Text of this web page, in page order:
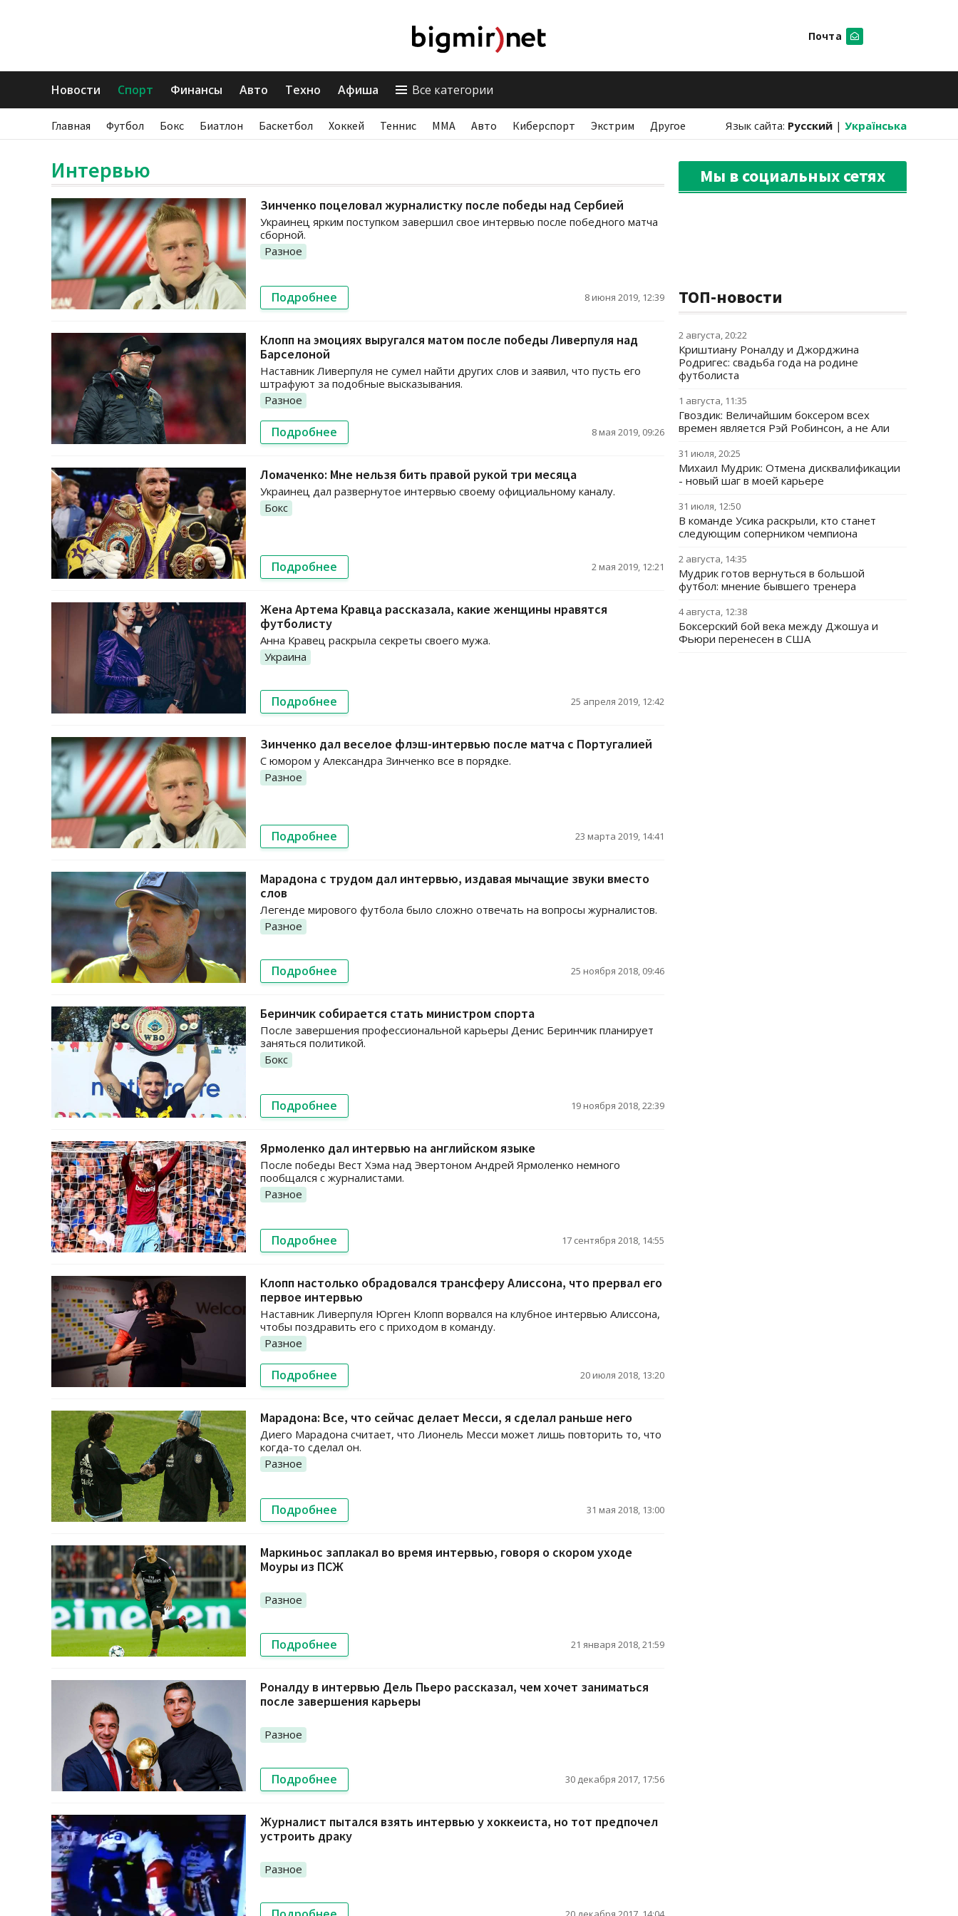
Почта
Новости Спорт Финансы Авто Техно Афиша Все категории
Главная Футбол Бокс Биатлон Баскетбол Хоккей Теннис ММА Авто Киберспорт Экстрим Другое Язык сайта: Русский | Українська
Интервью
Зинченко поцеловал журналистку после победы над Сербией
Украинец ярким поступком завершил свое интервью после победного матча
сборной.
Разное
Подробнее 8 июня 2019, 12:39
Клопп на эмоциях выругался матом после победы Ливерпуля над
Барселоной
Наставник Ливерпуля не сумел найти других слов и заявил, что пусть его
штрафуют за подобные высказывания.
Разное
Подробнее 8 мая 2019, 09:26
Ломаченко: Мне нельзя бить правой рукой три месяца
Украинец дал развернутое интервью своему официальному каналу.
Бокс
Подробнее 2 мая 2019, 12:21
Жена Артема Кравца рассказала, какие женщины нравятся
футболисту
Анна Кравец раскрыла секреты своего мужа.
Украина
Подробнее 25 апреля 2019, 12:42
Зинченко дал веселое флэш-интервью после матча с Португалией
С юмором у Александра Зинченко все в порядке.
Разное
Подробнее 23 марта 2019, 14:41
Марадона с трудом дал интервью, издавая мычащие звуки вместо
слов
Легенде мирового футбола было сложно отвечать на вопросы журналистов.
Разное
Подробнее 25 ноября 2018, 09:46
Беринчик собирается стать министром спорта
После завершения профессиональной карьеры Денис Беринчик планирует
заняться политикой.
Бокс
Подробнее 19 ноября 2018, 22:39
Ярмоленко дал интервью на английском языке
После победы Вест Хэма над Эвертоном Андрей Ярмоленко немного
пообщался с журналистами.
Разное
Подробнее 17 сентября 2018, 14:55
Клопп настолько обрадовался трансферу Алиссона, что прервал его
первое интервью
Наставник Ливерпуля Юрген Клопп ворвался на клубное интервью Алиссона,
чтобы поздравить его с приходом в команду.
Разное
Подробнее 20 июля 2018, 13:20
Марадона: Все, что сейчас делает Месси, я сделал раньше него
Диего Марадона считает, что Лионель Месси может лишь повторить то, что
когда-то сделал он.
Разное
Подробнее 31 мая 2018, 13:00
Маркиньос заплакал во время интервью, говоря о скором уходе
Моуры из ПСЖ
Разное
Подробнее 21 января 2018, 21:59
Роналду в интервью Дель Пьеро рассказал, чем хочет заниматься
после завершения карьеры
Разное
Подробнее 30 декабря 2017, 17:56
Журналист пытался взять интервью у хоккеиста, но тот предпочел
устроить драку
Разное
Мы в социальных сетях
ТОП-новости
2 августа, 20:22
Криштиану Роналду и Джорджина
Родригес: свадьба года на родине
футболиста
1 августа, 11:35
Гвоздик: Величайшим боксером всех
времен является Рэй Робинсон, а не Али
31 июля, 20:25
Михаил Мудрик: Отмена дисквалификации
- новый шаг в моей карьере
31 июля, 12:50
В команде Усика раскрыли, кто станет
следующим соперником чемпиона
2 августа, 14:35
Мудрик готов вернуться в большой
футбол: мнение бывшего тренера
4 августа, 12:38
Боксерский бой века между Джошуа и
Фьюри перенесен в США